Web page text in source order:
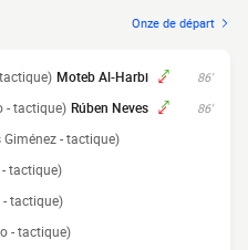
Onze de départ
86'
Moteb Al-Harbi
86'
Rúben Neves
- tactique)
- tactique)
tactique)
- tactique)
- tactique)